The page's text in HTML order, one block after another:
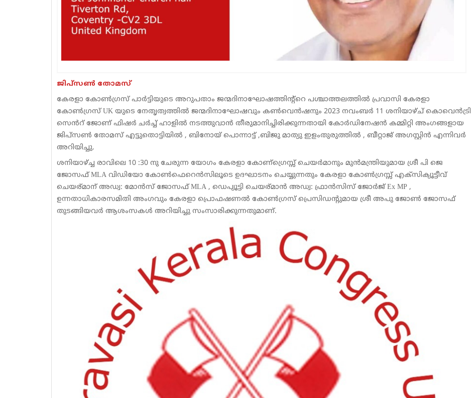
ജിപ്സൺ തോമസ്
കേരളാ കോൺഗ്രസ് പാർട്ടിയുടെ അറുപതാം ജന്മദിനാഘോഷത്തിന്റ്റെ പശ്ചാത്തലത്തിൽ പ്രവാസി കേരളാ
കോൺഗ്രസ് UK യുടെ നേതൃത്വത്തിൽ ജന്മദിനാഘോഷവും കൺവെൻഷനും 2023 നവംബർ 11 ശനിയാഴ്ച് കൊവെൻട്രി
സെൻറ് ജോണ് ഫിഷർ ചർച്ച് ഹാളിൽ നടത്തുവാൻ തീരുമാനിച്ചിരിക്കുന്നതായി കോർഡിനേഷൻ കമ്മിറ്റി അംഗങ്ങളായ
ജിപ്സൺ തോമസ് എട്ടുതൊട്ടിയിൽ , ബിനോയ് പൊന്നാട്ട് ,ബിജു മാത്യു ഇളംതുരുത്തിൽ , ബീറ്റാജ് അഗസ്റ്റിൻ എന്നിവർ
അറിയിച്ചു.
ശനിയാഴ്ച്ച രാവിലെ 10 :30 നു ചേരുന്ന യോഗം കേരളാ കോണ്ഗ്രെസ്സ് ചെയർമാനും മുൻമന്ത്രിയുമായ ശ്രീ പി ജെ
ജോസഫ് MLA വിഡിയോ കോൺഫെറെൻസിലൂടെ ഉദഘാടനം ചെയ്യുന്നതും കേരളാ കോൺഗ്രസ്സ് എക്സിക്യൂട്ടീവ്
ചെയര്മാന് അഡ്വ: മോൻസ് ജോസഫ് MLA , ഡെപ്യൂട്ടി ചെയര്മാൻ അഡ്വ: ഫ്രാൻസിസ് ജോർജ് Ex MP ,
ഉന്നതാധികാരസമിതി അംഗവും കേരളാ പ്രൊഫഷണൽ കോൺഗ്രസ് പ്രെസിഡന്റുമായ ശ്രീ അപു ജോൺ ജോസഫ്
തുടങ്ങിയവർ ആശംസകൾ അറിയിച്ചു സംസാരിക്കുന്നതുമാണ്.